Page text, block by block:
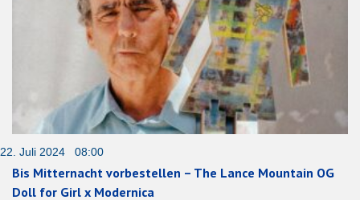
22. Juli 2024 08:00
Bis Mitternacht vorbestellen – The Lance Mountain OG
Doll for Girl x Modernica